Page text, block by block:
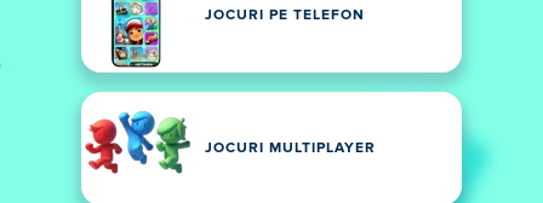
JOCURI PE TELEFON
JOCURI MULTIPLAYER